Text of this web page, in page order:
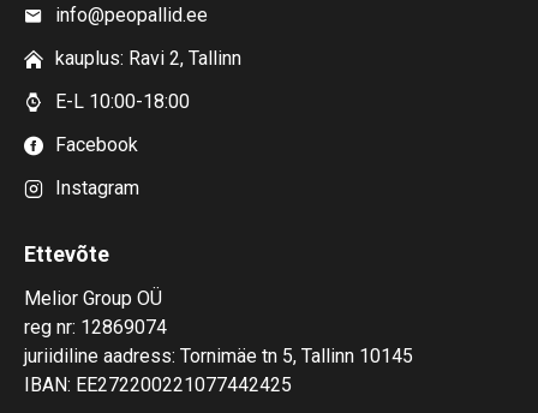
info@peopallid.ee
kauplus: Ravi 2, Tallinn
E-L 10:00-18:00
Facebook
Instagram
Ettevõte
Melior Group OÜ
reg nr: 12869074
juriidiline aadress: Tornimäe tn 5, Tallinn 10145
IBAN: EE272200221077442425